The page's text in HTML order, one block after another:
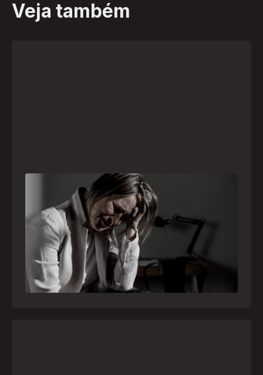
Veja também
Crise psiquiátrica é urgência médica: saiba
como o SAMU atua nesses casos
Surtos, tentativas de suicídio e episódios de
agitação intensa são considerados urgências
médicas e devem receber atendimento
especializado pelo telefone 192
21 julho, 2026